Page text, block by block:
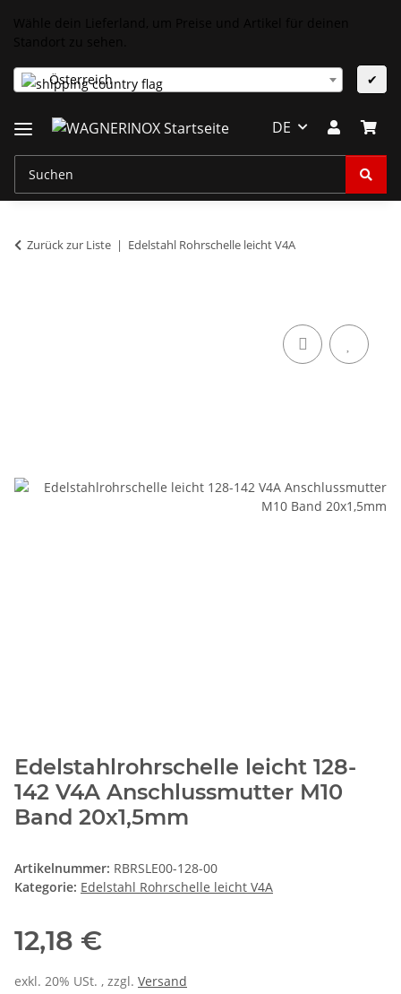
Österreich ✔
DE
Zurück zur Liste Edelstahl Rohrschelle leicht V4A
Edelstahlrohrschelle leicht 128-
142 V4A Anschlussmutter M10
Band 20x1,5mm
Artikelnummer: RBRSLE00-128-00
Kategorie: Edelstahl Rohrschelle leicht V4A
12,18 €
exkl. 20% USt. , zzgl. Versand